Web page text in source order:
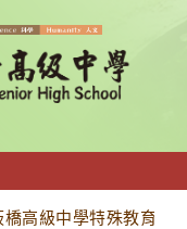
橋高級中學特殊教育教